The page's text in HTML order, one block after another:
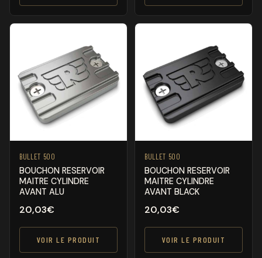
BULLET 500
BOUCHON RESERVOIR
MAITRE CYLINDRE
AVANT ALU
20,03€
VOIR LE PRODUIT
BULLET 500
BOUCHON RESERVOIR
MAITRE CYLINDRE
AVANT BLACK
20,03€
VOIR LE PRODUIT